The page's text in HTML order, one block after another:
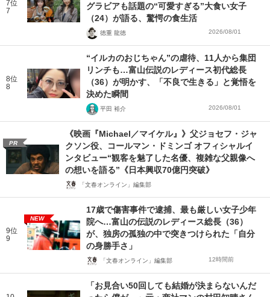
7位
7
グラビアも話題の“可愛すぎる”大食い女子
（24）が語る、驚愕の食生活
徳重 龍徳 2026/08/01
8位
8
“イルカのおじちゃん”の虐待、11人から集団
リンチも…富山伝説のレディース初代総長
（36）が明かす、「不良で生きる」と覚悟を
決めた瞬間
平田 裕介 2026/08/01
PR
《映画『Michael／マイケル』》父ジョセフ・ジャ
クソン役、コールマン・ドミンゴ オフィシャルイ
ンタビュー“観客を魅了した名優、複雑な父親像へ
の想いを語る”《日本興収70億円突破》
「文春オンライン」編集部
9位
9
NEW
17歳で傷害事件で逮捕、最も厳しい女子少年
院へ…富山の伝説のレディース総長（36）
が、独房の孤独の中で突きつけられた「自分
の身勝手さ」
「文春オンライン」編集部 12時間前
「お見合い50回しても結婚が決まらないんだ